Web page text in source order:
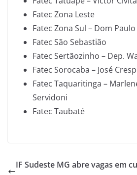
Fatec Zona Leste
Fatec Zona Sul – Dom
Fatec São Sebastião
Fatec Sertãozinho – Dep.
Fatec Sorocaba – José
Fatec Taquaritinga –
Servidoni
Fatec Taubaté
IF Sudeste MG abre vagas em